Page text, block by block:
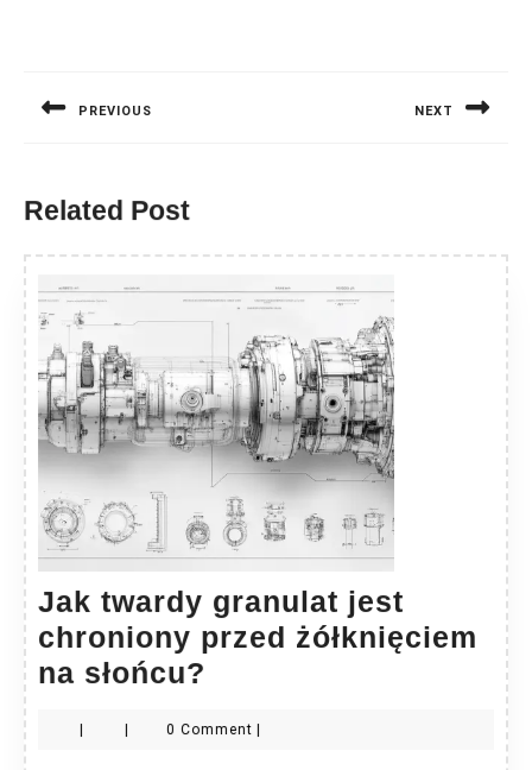
PREVIOUS NEXT
Related Post
Jak twardy granulat jest
chroniony przed żółknięciem
na słońcu?
granulat
| | 0 Comment |